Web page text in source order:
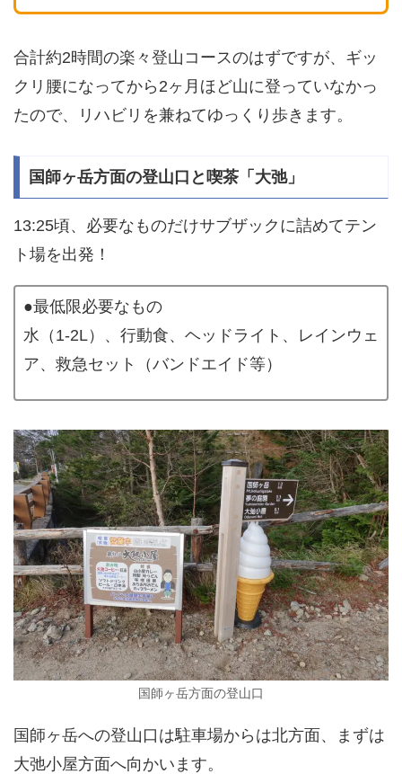
合計約2時間の楽々登山コースのはずですが、ギッ
クリ腰になってから2ヶ月ほど山に登っていなかっ
たので、リハビリを兼ねてゆっくり歩きます。
国師ヶ岳方面の登山口と喫茶「大弛」
13:25頃、必要なものだけサブザックに詰めてテン
ト場を出発！
●最低限必要なもの
水（1-2L）、行動食、ヘッドライト、レインウェ
ア、救急セット（バンドエイド等）
国師ヶ岳方面の登山口
国師ヶ岳への登山口は駐車場からは北方面、まずは
大弛小屋方面へ向かいます。